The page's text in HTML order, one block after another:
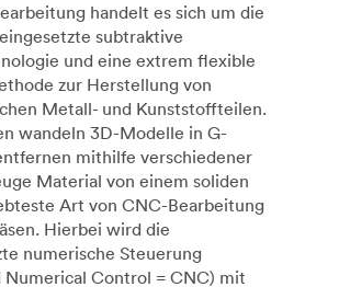
handelt es sich um die
subtraktive
und eine extrem flexible
zur Herstellung von
Metall- und Kunststoffteilen.
wandeln 3D-Modelle in G-
mithilfe verschiedener
Material von einem soliden
Art von CNC-Bearbeitung
Hierbei wird die
numerische Steuerung
Numerical Control = CNC) mit